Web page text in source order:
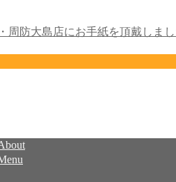
周防大島店にお手紙を頂戴しまし